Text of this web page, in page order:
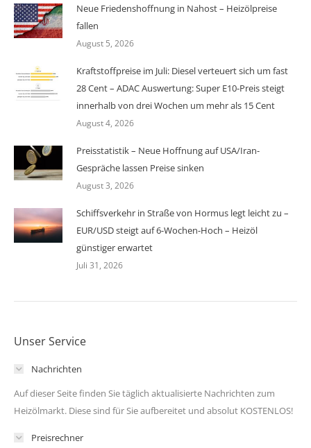
Neue Friedenshoffnung in Nahost – Heizölpreise
fallen
August 5, 2026
Kraftstoffpreise im Juli: Diesel verteuert sich um fast
28 Cent – ADAC Auswertung: Super E10-Preis steigt
innerhalb von drei Wochen um mehr als 15 Cent
August 4, 2026
Preisstatistik – Neue Hoffnung auf USA/Iran-
Gespräche lassen Preise sinken
August 3, 2026
Schiffsverkehr in Straße von Hormus legt leicht zu –
EUR/USD steigt auf 6-Wochen-Hoch – Heizöl
günstiger erwartet
Juli 31, 2026
Unser Service
Nachrichten
Auf dieser Seite finden Sie täglich aktualisierte Nachrichten zum
Heizölmarkt. Diese sind für Sie aufbereitet und absolut KOSTENLOS!
Preisrechner